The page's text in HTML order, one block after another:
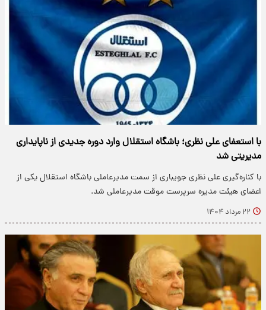
با استعفای علی نظری؛ باشگاه استقلال وارد دوره جدیدی از ناپایداری
مدیریتی شد
با کناره‌گیری علی نظری جویباری از سمت مدیرعاملی باشگاه استقلال یکی از
اعضای هیئت مدیره سرپرست موقت مدیرعاملی شد.
۲۲ مرداد ۱۴۰۴